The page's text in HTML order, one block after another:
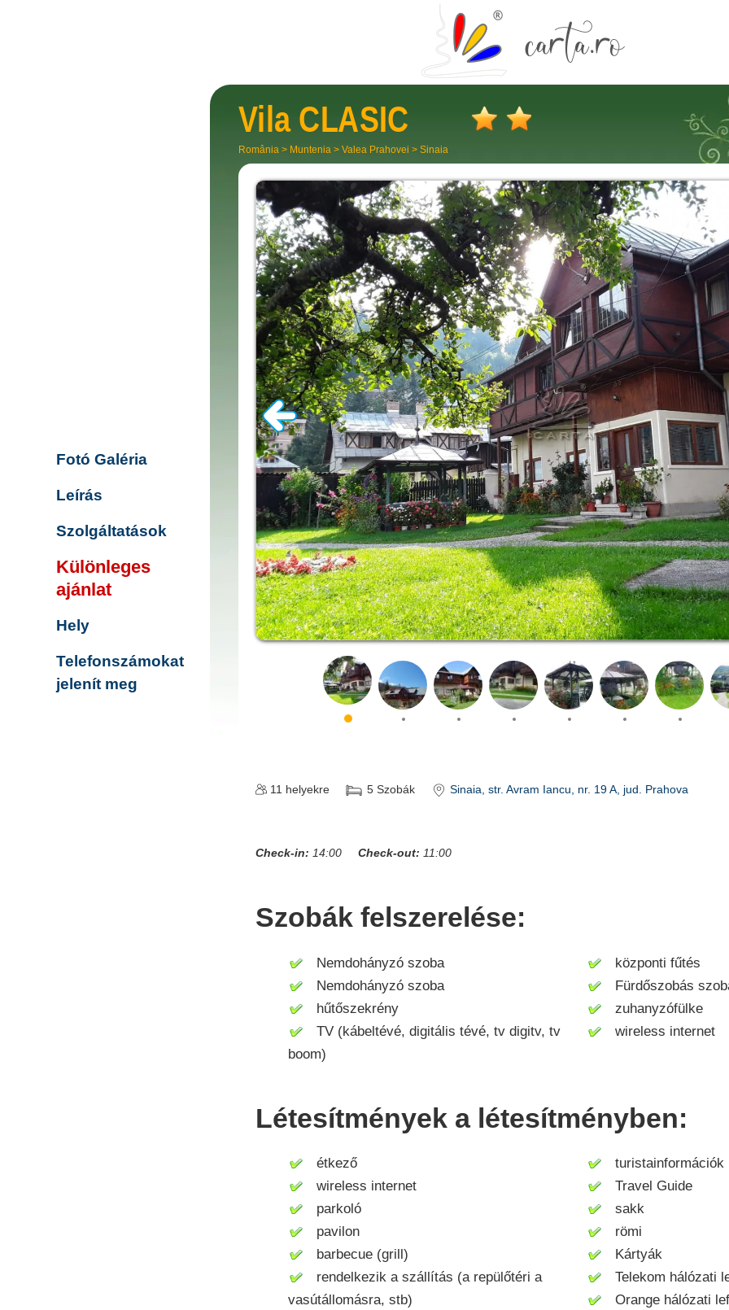
Vila CLASIC
România > Muntenia > Valea Prahovei > Sinaia
11 helyekre 5 Szobák Sinaia, str. Avram Iancu, nr. 19 A, jud. Prahova
Check-in: 14:00 Check-out: 11:00
Szobák felszerelése:
Nemdohányzó szoba
Nemdohányzó szoba
hűtőszekrény
TV (kábeltévé, digitális tévé, tv digitv, tv
boom)
központi fűtés
Fürdőszobás
zuhanyzófülke
wireless internet
Létesítmények a létesítményben:
étkező
wireless internet
parkoló
pavilon
barbecue (grill)
rendelkezik a szállítás (a repülőtéri a
vasútállomásra, stb)
turistainformációk
Travel Guide
sakk
römi
Kártyák
Telekom hálózati
Orange hálózati
Fotó Galéria
Leírás
Szolgáltatások
Különleges
ajánlat
Hely
Telefonszámokat
jelenít meg